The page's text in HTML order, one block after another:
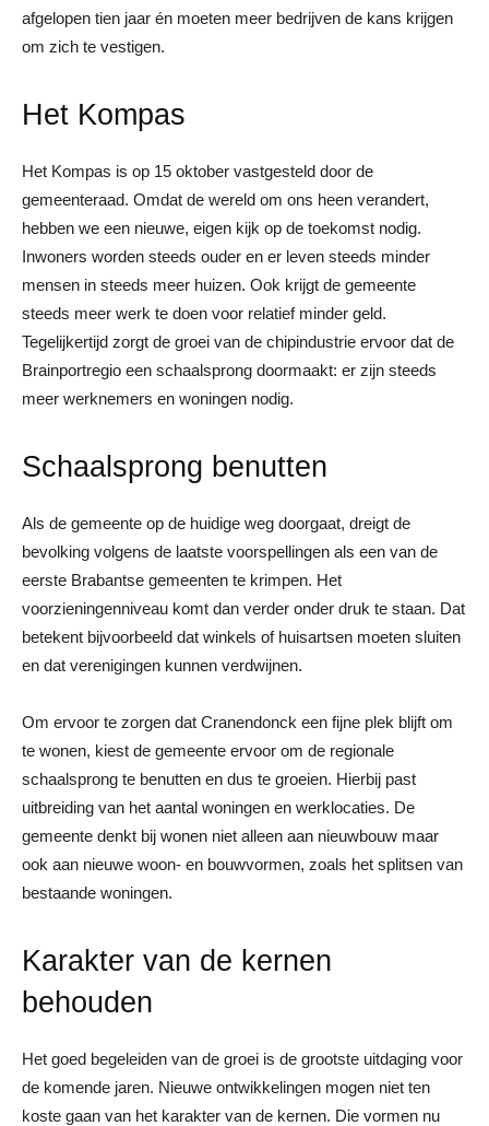
afgelopen tien jaar én moeten meer bedrijven de kans krijgen
om zich te vestigen.
Het Kompas
Het Kompas is op 15 oktober vastgesteld door de
gemeenteraad. Omdat de wereld om ons heen verandert,
hebben we een nieuwe, eigen kijk op de toekomst nodig.
Inwoners worden steeds ouder en er leven steeds minder
mensen in steeds meer huizen. Ook krijgt de gemeente
steeds meer werk te doen voor relatief minder geld.
Tegelijkertijd zorgt de groei van de chipindustrie ervoor dat de
Brainportregio een schaalsprong doormaakt: er zijn steeds
meer werknemers en woningen nodig.
Schaalsprong benutten
Als de gemeente op de huidige weg doorgaat, dreigt de
bevolking volgens de laatste voorspellingen als een van de
eerste Brabantse gemeenten te krimpen. Het
voorzieningenniveau komt dan verder onder druk te staan. Dat
betekent bijvoorbeeld dat winkels of huisartsen moeten sluiten
en dat verenigingen kunnen verdwijnen.
Om ervoor te zorgen dat Cranendonck een fijne plek blijft om
te wonen, kiest de gemeente ervoor om de regionale
schaalsprong te benutten en dus te groeien. Hierbij past
uitbreiding van het aantal woningen en werklocaties. De
gemeente denkt bij wonen niet alleen aan nieuwbouw maar
ook aan nieuwe woon- en bouwvormen, zoals het splitsen van
bestaande woningen.
Karakter van de kernen
behouden
Het goed begeleiden van de groei is de grootste uitdaging voor
de komende jaren. Nieuwe ontwikkelingen mogen niet ten
koste gaan van het karakter van de kernen. Die vormen nu